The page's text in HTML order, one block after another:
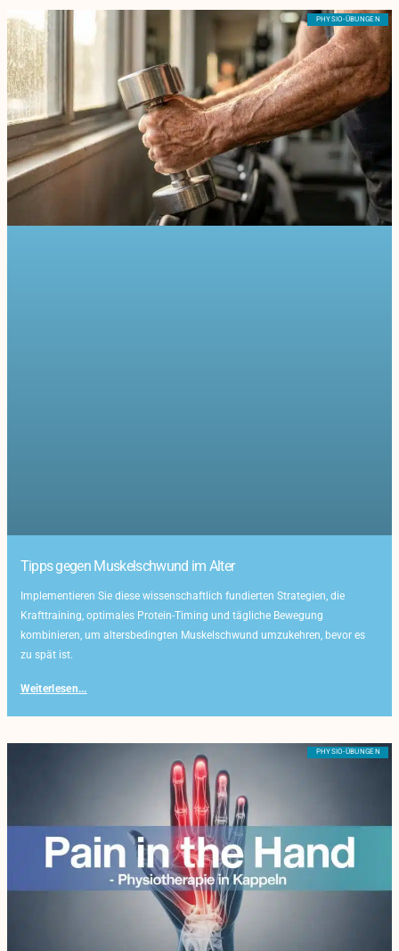
PHYSIO-ÜBUNGEN
Tipps gegen Muskelschwund im Alter
Implementieren Sie diese wissenschaftlich fundierten Strategien, die
Krafttraining, optimales Protein-Timing und tägliche Bewegung
kombinieren, um altersbedingten Muskelschwund umzukehren, bevor es
zu spät ist.
Weiterlesen...
PHYSIO-ÜBUNGEN
Seite Seite